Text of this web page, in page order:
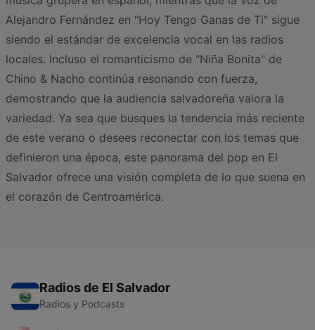
Alejandro Fernández en "Hoy Tengo Ganas de Ti" sigue
siendo el estándar de excelencia vocal en las radios
locales. Incluso el romanticismo de "Niña Bonita" de
Chino & Nacho continúa resonando con fuerza,
demostrando que la audiencia salvadoreña valora la
variedad. Ya sea que busques la tendencia más reciente
de este verano o desees reconectar con los temas que
definieron una época, este panorama del pop en El
Salvador ofrece una visión completa de lo que suena en
el corazón de Centroamérica.
Radios de El Salvador
Radios y Podcasts